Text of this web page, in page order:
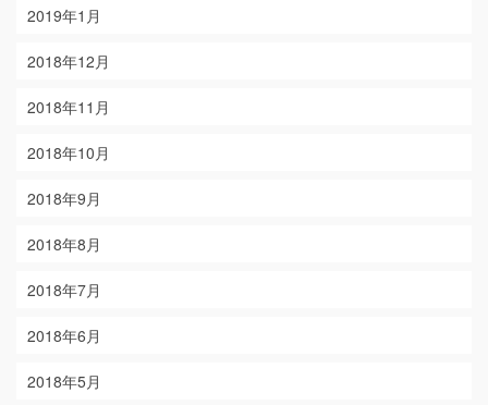
2019年1月
2018年12月
2018年11月
2018年10月
2018年9月
2018年8月
2018年7月
2018年6月
2018年5月